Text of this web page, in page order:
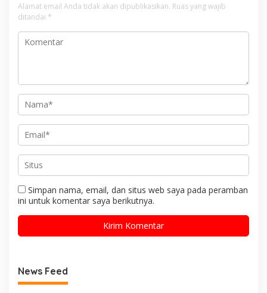
Alamat email Anda tidak akan dipublikasikan. Ruas yang wajib
ditandai *
Simpan nama, email, dan situs web saya pada peramban
ini untuk komentar saya berikutnya.
News Feed